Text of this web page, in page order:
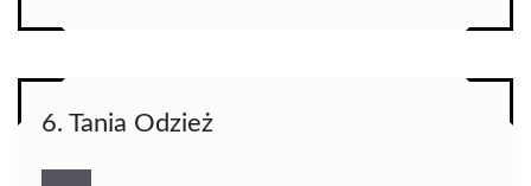
6. Tania Odzież